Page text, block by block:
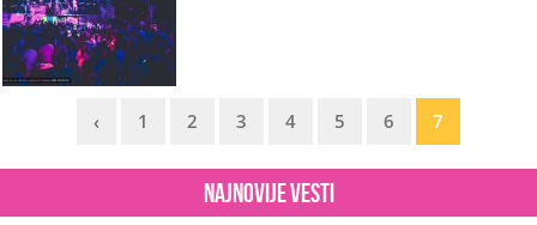
‹ 1 2 3 4 5 6 7
Najnovije vesti